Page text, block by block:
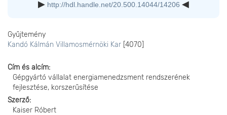
http://hdl.handle.net/20.500.14044/14206
Gyűjtemény
Kandó Kálmán Villamosmérnöki Kar [4070]
Cím és alcím
Gépgyártó vállalat energiamenedzsment rendszerének
fejlesztése, korszerűsítése
Szerző
Kaiser Róbert